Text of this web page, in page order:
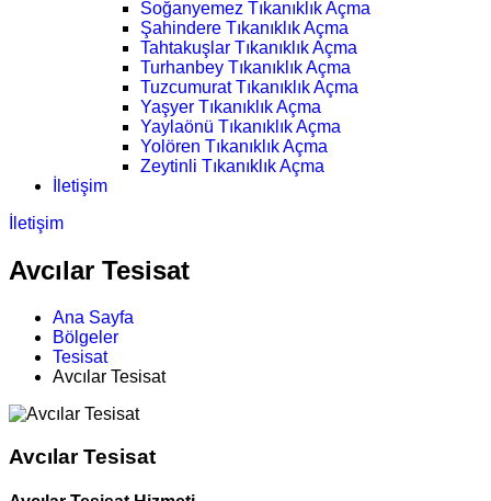
Soğanyemez Tıkanıklık Açma
Şahindere Tıkanıklık Açma
Tahtakuşlar Tıkanıklık Açma
Turhanbey Tıkanıklık Açma
Tuzcumurat Tıkanıklık Açma
Yaşyer Tıkanıklık Açma
Yaylaönü Tıkanıklık Açma
Yolören Tıkanıklık Açma
Zeytinli Tıkanıklık Açma
İletişim
İletişim
Avcılar Tesisat
Ana Sayfa
Bölgeler
Tesisat
Avcılar Tesisat
Avcılar Tesisat